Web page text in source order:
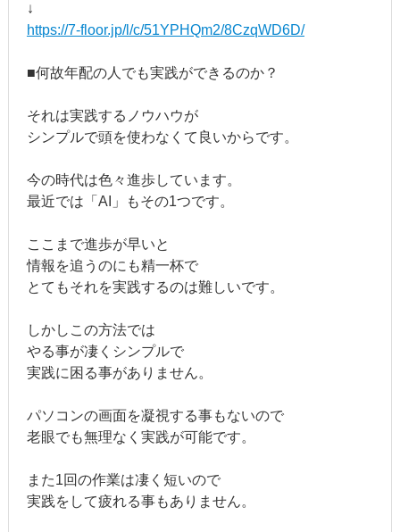
↓
https://7-floor.jp/l/c/51YPHQm2/8CzqWD6D/
■何故年配の人でも実践ができるのか？
それは実践するノウハウが
シンプルで頭を使わなくて良いからです。
今の時代は色々進歩しています。
最近では「AI」もその1つです。
ここまで進歩が早いと
情報を追うのにも精一杯で
とてもそれを実践するのは難しいです。
しかしこの方法では
やる事が凄くシンプルで
実践に困る事がありません。
パソコンの画面を凝視する事もないので
老眼でも無理なく実践が可能です。
また1回の作業は凄く短いので
実践をして疲れる事もありません。